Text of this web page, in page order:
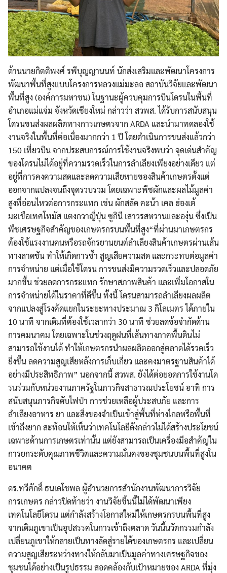
Search
for:
Search
ด้านนายกิตติพงศ์ รพีบุญญานนท์ นักส่งเสริมและพัฒนาโครงการ
พัฒนาพื้นที่สูงแบบโครงการหลวงแม่มะลอ สถาบันวิจัยและพัฒนา
พื้นที่สูง (องค์การมหาชน) ในฐานะผู้ควบคุมการบินโดรนในพื้นที่
อำเภอแม่แจ่ม จังหวัดเชียงใหม่ กล่าวว่า สวพส. ได้รับการสนับสนุน
โดรนขนส่งผลผลิตทางการเกษตรจาก ARDA และนำมาทดลองใช้
งานจริงในพื้นที่ต่อเนื่องมากกว่า 1 ปี โดยดำเนินการขนส่งแล้วกว่า
150 เที่ยวบิน จากประสบการณ์การใช้งานจริงพบว่า จุดเด่นสำคัญ
ของโดรนไม่ได้อยู่ที่ความรวดเร็วในการลำเลียงเพียงอย่างเดียว แต่
อยู่ที่การคงความสดและลดความเสียหายของสินค้าเกษตรตั้งแต่
ออกจากแปลงจนถึงจุดรวบรวม โดยเฉพาะพืชผักและผลไม้มูลค่า
สูงที่อ่อนไหวต่อการกระแทก เช่น ผักสลัด คะน้า เคล ฮ่องเต้
มะเขือเทศโทมัส แตงกวาญี่ปุ่น ซูกินี เสาวรสหวานและองุ่น ซึ่งเป็น
พืชเศรษฐกิจสำคัญของเกษตรกรบนพื้นที่สูง“ที่ผ่านมาเกษตรกร
ต้องใช้แรงงานคนหรือรถจักรยานยนต์ลำเลียงสินค้าเกษตรผ่านเส้น
ทางลาดชัน ทำให้เกิดการช้ำ สูญเสียความสด และกระทบต่อมูลค่า
การจำหน่าย แต่เมื่อใช้โดรน การขนส่งมีความรวดเร็วและปลอดภัย
มากขึ้น ช่วยลดการกระแทก รักษาสภาพสินค้า และเพิ่มโอกาสใน
การจำหน่ายได้ในราคาที่ดีขึ้น ทั้งนี้ โดรนสามารถลำเลียงผลผลิต
จากแปลงสู่โรงคัดแยกในระยะทางประมาณ 3 กิโลเมตร ได้ภายใน
10 นาที จากเดิมที่ต้องใช้เวลากว่า 30 นาที ช่วยลดข้อจำกัดด้าน
การคมนาคม โดยเฉพาะในช่วงฤดูฝนที่เส้นทางภาคพื้นดินไม่
สามารถใช้งานได้ ทำให้เกษตรกรนำผลผลิตออกสู่ตลาดได้รวดเร็ว
ยิ่งขึ้น ลดความสูญเสียหลังการเก็บเกี่ยว และคงมาตรฐานสินค้าได้
อย่างมีประสิทธิภาพ” นอกจากนี้ สวพส. ยังได้ต่อยอดการใช้งานโด
รนร่วมกับหน่วยงานภาครัฐในภารกิจสาธารณประโยชน์ อาทิ การ
สนับสนุนภารกิจดับไฟป่า การช่วยเหลือผู้ประสบภัย และการ
ลำเลียงอาหาร ยา และสิ่งของจำเป็นเข้าสู่พื้นที่ห่างไกลหรือพื้นที่
เข้าถึงยาก สะท้อนให้เห็นว่าเทคโนโลยีดังกล่าวไม่ได้สร้างประโยชน์
เฉพาะด้านการเกษตรเท่านั้น แต่ยังสามารถเป็นเครื่องมือสำคัญใน
การยกระดับคุณภาพชีวิตและความมั่นคงของชุมชนบนพื้นที่สูงใน
อนาคต
ดร.ทวีศักดิ์ ธนเดโชพล ผู้อำนวยการสำนักงานพัฒนาการวิจัย
การเกษตร กล่าวปิดท้ายว่า งานวิจัยชิ้นนี้ไม่ได้พัฒนาเพียง
เทคโนโลยีโดรน แต่กำลังสร้างโอกาสใหม่ให้เกษตรกรบนพื้นที่สูง
จากเดิมภูเขาเป็นอุปสรรคในการเข้าถึงตลาด วันนี้นวัตกรรมกำลัง
เปลี่ยนภูเขาให้กลายเป็นทางลัดสู่รายได้ของเกษตรกร และเปลี่ยน
ความสูญเสียระหว่างทางให้กลับมาเป็นมูลค่าทางเศรษฐกิจของ
ชุมชนได้อย่างเป็นรูปธรรม สอดคล้องกับเป้าหมายของ ARDA ที่มุ่ง